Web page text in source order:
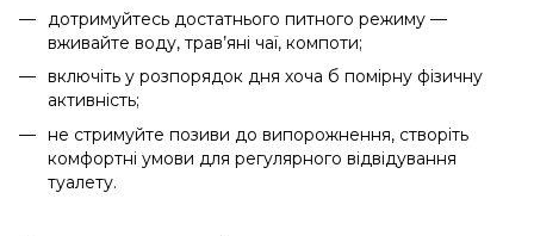
дотримуйтесь достатнього питного режиму —
вживайте воду, трав’яні чаї, компоти;
включіть у розпорядок дня хоча б помірну фізичну
активність;
не стримуйте позиви до випорожнення, створіть
комфортні умови для регулярного відвідування
туалету.